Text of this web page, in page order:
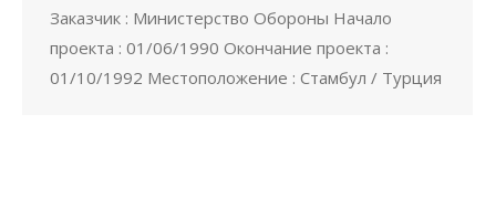
Заказчик : Министерство Обороны Начало
проекта : 01/06/1990 Окончание проекта :
01/10/1992 Местоположение : Стамбул / Турция